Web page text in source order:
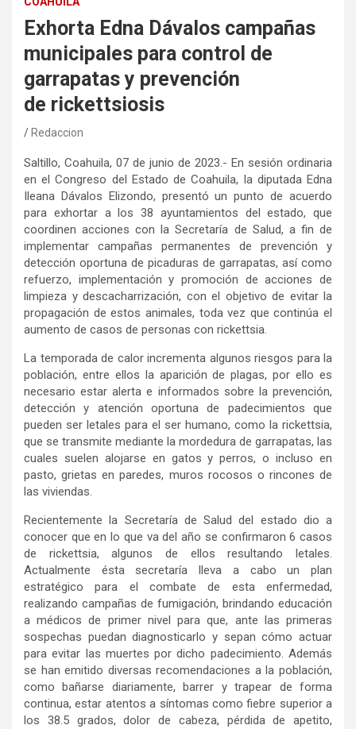
Exhorta Edna Dávalos campañas
municipales para control de
garrapatas y prevención
de rickettsiosis
Redaccion
Saltillo, Coahuila, 07 de junio de 2023.- En sesión ordinaria
en el Congreso del Estado de Coahuila, la diputada Edna
Ileana Dávalos Elizondo, presentó un punto de acuerdo
para exhortar a los 38 ayuntamientos del estado, que
coordinen acciones con la Secretaría de Salud, a fin de
implementar campañas permanentes de prevención y
detección oportuna de picaduras de garrapatas, así como
refuerzo, implementación y promoción de acciones de
limpieza y descacharrización, con el objetivo de evitar la
propagación de estos animales, toda vez que continúa el
aumento de casos de personas con rickettsia.
La temporada de calor incrementa algunos riesgos para la
población, entre ellos la aparición de plagas, por ello es
necesario estar alerta e informados sobre la prevención,
detección y atención oportuna de padecimientos que
pueden ser letales para el ser humano, como la rickettsia,
que se transmite mediante la mordedura de garrapatas, las
cuales suelen alojarse en gatos y perros, o incluso en
pasto, grietas en paredes, muros rocosos o rincones de
las viviendas.
Recientemente la Secretaría de Salud del estado dio a
conocer que en lo que va del año se confirmaron 6 casos
de rickettsia, algunos de ellos resultando letales.
Actualmente ésta secretaría lleva a cabo un plan
estratégico para el combate de esta enfermedad,
realizando campañas de fumigación, brindando educación
a médicos de primer nivel para que, ante las primeras
sospechas puedan diagnosticarlo y sepan cómo actuar
para evitar las muertes por dicho padecimiento. Además
se han emitido diversas recomendaciones a la población,
como bañarse diariamente, barrer y trapear de forma
continua, estar atentos a síntomas como fiebre superior a
los 38.5 grados, dolor de cabeza, pérdida de apetito,